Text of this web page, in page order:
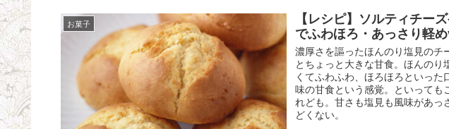
お菓子
【レシピ】ソルティチ
でふわほろ・あっさり軽
濃厚さを謳ったほんのり塩見のチ
とちょっと大きな甘食。ほんの
くてふわふわ、ほろほろといっ
味の甘食という感覚。といって
れども。甘さも塩見も風味があっ
どくない。